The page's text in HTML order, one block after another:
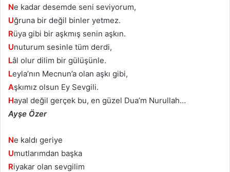
Ne kadar desemde seni seviyorum,
Uğruna bir değil binler yetmez.
Rüya gibi bir aşkmış senin aşkın.
Unuturum sesinle tüm derdi,
Lâl olur dilim bir gülüşünle.
Leyla’nın Mecnun’a olan aşkı gibi,
Aşkımız olsun Ey Sevgili.
Hayal değil gerçek bu, en güzel Dua’m Nurullah…
Ayşe Özer
Ne kaldı geriye
Umutlarımdan başka
Riyakar olan sevgilim